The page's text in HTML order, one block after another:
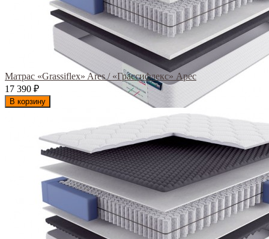
Матрас «Grassiflex» Ares / «Грассифлекс» Арес
17 390 ₽
В корзину